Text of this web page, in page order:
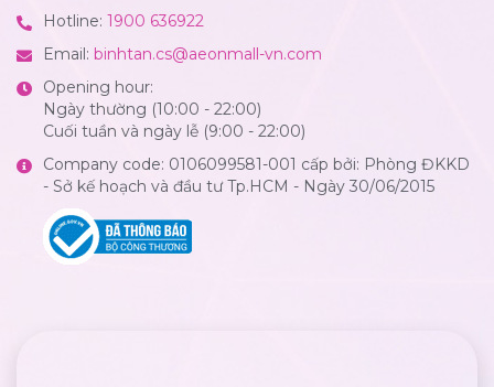
Hotline: 1900 636922
Email: binhtan.cs@aeonmall-vn.com
Opening hour:
Ngày thường (10:00 - 22:00)
Cuối tuần và ngày lễ (9:00 - 22:00)
Company code: 0106099581-001 cấp bởi: Phòng ĐKKD
- Sở kế hoạch và đầu tư Tp.HCM - Ngày 30/06/2015